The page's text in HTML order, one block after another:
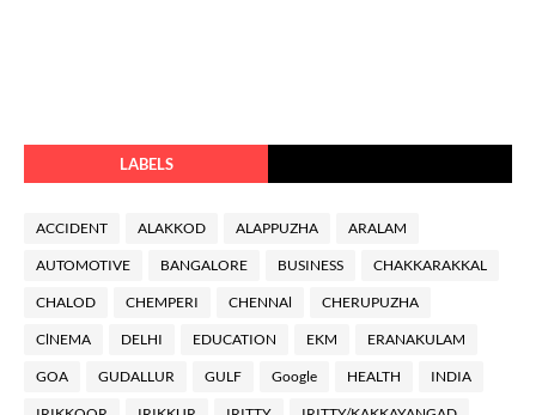
LABELS
ACCIDENT ALAKKOD ALAPPUZHA ARALAM
AUTOMOTIVE BANGALORE BUSINESS CHAKKARAKKAL
CHALOD CHEMPERI CHENNAl CHERUPUZHA
ClNEMA DELHI EDUCATION EKM ERANAKULAM
GOA GUDALLUR GULF Google HEALTH INDIA